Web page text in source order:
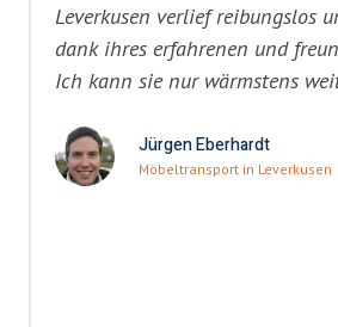
Leverkusen verlief reibungslos
dank ihres erfahrenen und
Ich kann sie nur wärmstens
Jürgen Eberhardt
Möbeltransport in Leverkusen